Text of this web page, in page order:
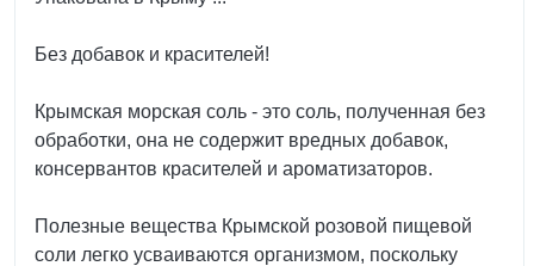
Без добавок и красителей!
Крымская морская соль - это соль, полученная без
обработки, она не содержит вредных добавок,
консервантов красителей и ароматизаторов.
Полезные вещества Крымской розовой пищевой
соли легко усваиваются организмом, поскольку